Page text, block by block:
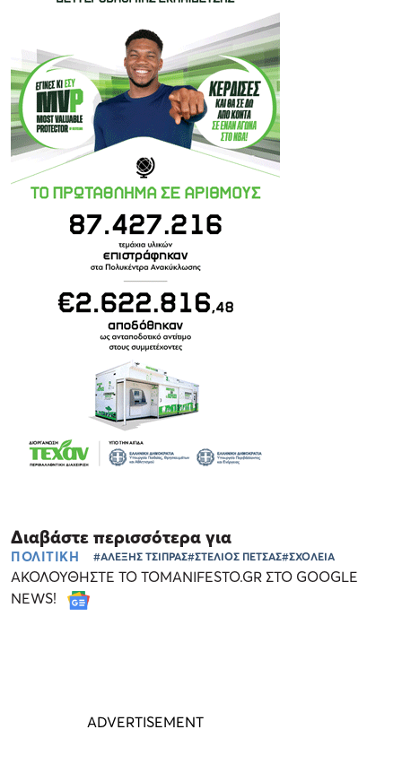
Διαβάστε περισσότερα για
ΠΟΛΙΤΙΚΗ #ΑΛΕΞΗΣ ΤΣΙΠΡΑΣ#ΣΤΕΛΙΟΣ ΠΕΤΣΑΣ#ΣΧΟΛΕΙΑ
ΑΚΟΛΟΥΘΗΣΤΕ ΤΟ TOMANIFESTO.GR ΣΤΟ GOOGLE
NEWS!